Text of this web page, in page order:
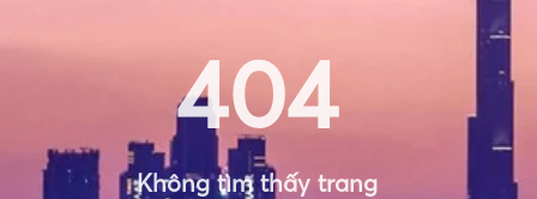
404
Không tìm thấy trang